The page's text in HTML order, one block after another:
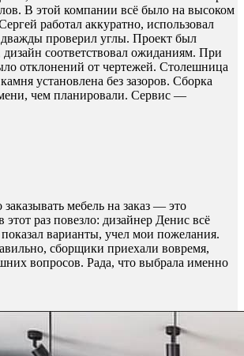
В этой компании всё было на высоком
работал аккуратно, использовал
проверил углы. Проект был
дизайн соответствовал ожиданиям. При
отклонений от чертежей. Столешница
установлена без зазоров. Сборка
чем планировали. Сервис —
мебель на заказ — это
этот раз повезло: дизайнер Денис всё
варианты, учел мои пожелания.
сборщики приехали вовремя,
вопросов. Рада, что выбрала именно